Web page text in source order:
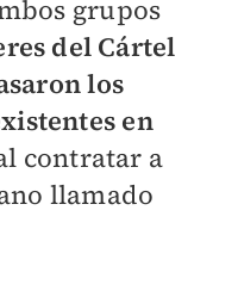
grupos
del Cártel
los
en
contratar a
llamado